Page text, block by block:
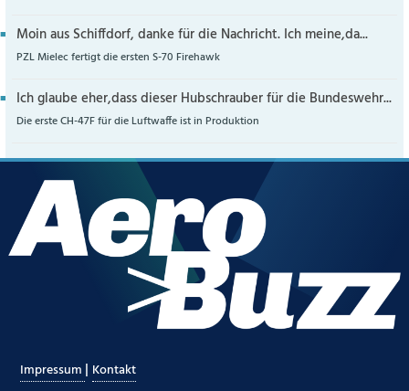
Moin aus Schiffdorf, danke für die Nachricht. Ich meine,da...
PZL Mielec fertigt die ersten S-70 Firehawk
Ich glaube eher,dass dieser Hubschrauber für die Bundeswehr...
Die erste CH-47F für die Luftwaffe ist in Produktion
Impressum | Kontakt